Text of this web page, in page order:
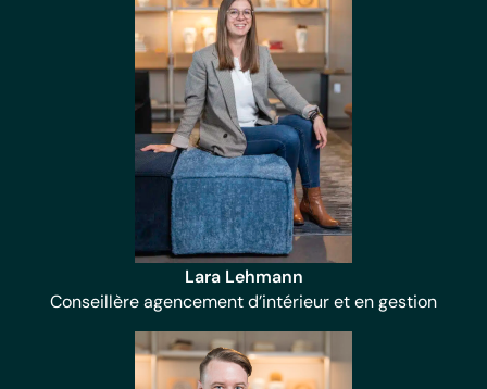
Lara Lehmann
Conseillère agencement d’intérieur et en gestion